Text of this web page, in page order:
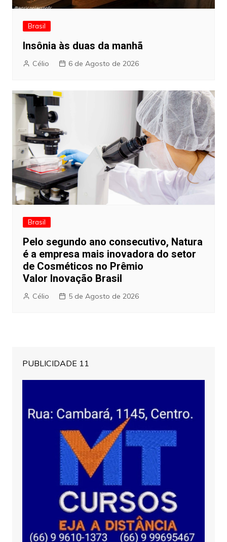
Brasil
Insônia às duas da manhã
Célio 6 de Agosto de 2026
Brasil
Pelo segundo ano consecutivo, Natura
é a empresa mais inovadora do setor
de Cosméticos no Prêmio
Valor Inovação Brasil
Célio 5 de Agosto de 2026
PUBLICIDADE 11